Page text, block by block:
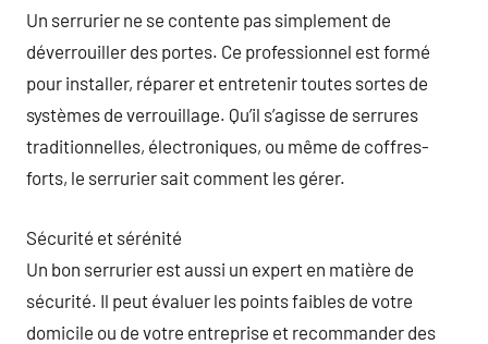
Un serrurier ne se contente pas simplement de
déverrouiller des portes. Ce professionnel est formé
pour installer, réparer et entretenir toutes sortes de
systèmes de verrouillage. Qu’il s’agisse de serrures
traditionnelles, électroniques, ou même de coffres-
forts, le serrurier sait comment les gérer.
Sécurité et sérénité
Un bon serrurier est aussi un expert en matière de
sécurité. Il peut évaluer les points faibles de votre
domicile ou de votre entreprise et recommander des